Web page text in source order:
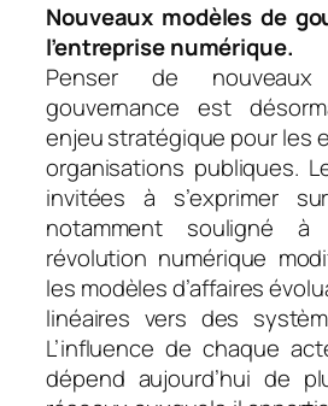
Nouveaux modèles de
l’entreprise numérique.
Penser de
gouvernance est
enjeu stratégique pour les
organisations publiques.
invitées à s’exprimer
notamment souligné
révolution numérique
les modèles d’affaires
linéaires vers des
L’influence de chaque
dépend aujourd’hui de